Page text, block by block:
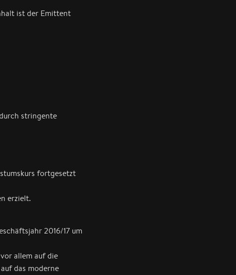
ist der Emittent
stringente
fortgesetzt
erzielt.
2016/17 um
allem auf die
das moderne